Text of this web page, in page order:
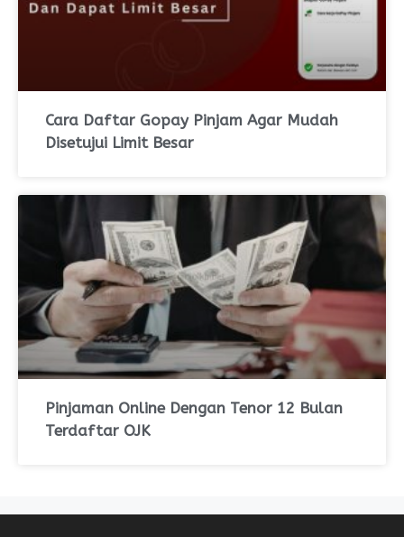
Cara Daftar Gopay Pinjam Agar Mudah
Disetujui Limit Besar
Pinjaman Online Dengan Tenor 12 Bulan
Terdaftar OJK